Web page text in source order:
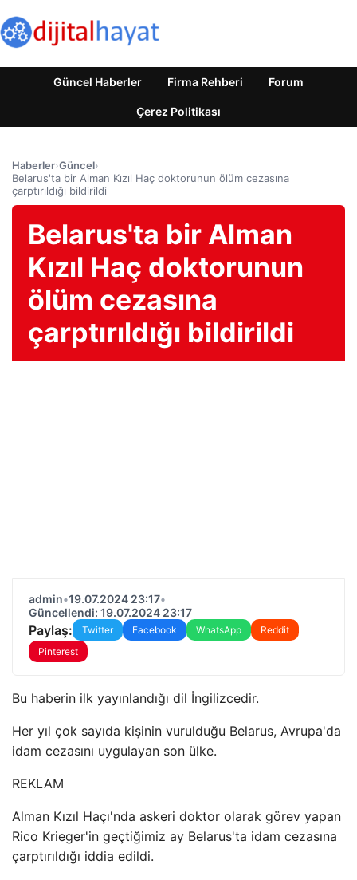
Güncel Haberler Firma Rehberi Forum
Çerez Politikası
Haberler›Güncel›
Belarus'ta bir Alman Kızıl Haç doktorunun ölüm cezasına
çarptırıldığı bildirildi
Belarus'ta bir Alman
Kızıl Haç doktorunun
ölüm cezasına
çarptırıldığı bildirildi
admin•19.07.2024 23:17•
Güncellendi: 19.07.2024 23:17
Paylaş: Twitter Facebook WhatsApp
Reddit
Pinterest
Bu haberin ilk yayınlandığı dil İngilizcedir.
Her yıl çok sayıda kişinin vurulduğu Belarus, Avrupa'da
idam cezasını uygulayan son ülke.
REKLAM
Alman Kızıl Haçı'nda askeri doktor olarak görev yapan
Rico Krieger'in geçtiğimiz ay Belarus'ta idam cezasına
çarptırıldığı iddia edildi.